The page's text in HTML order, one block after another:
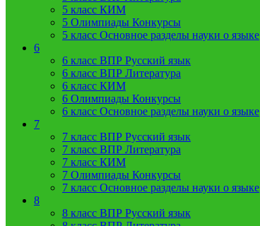
5 класс КИМ
5 Олимпиады Конкурсы
5 класс Основное разделы науки о языке
6
6 класс ВПР Русский язык
6 класс ВПР Литература
6 класс КИМ
6 Олимпиады Конкурсы
6 класс Основное разделы науки о языке
7
7 класс ВПР Русский язык
7 класс ВПР Литература
7 класс КИМ
7 Олимпиады Конкурсы
7 класс Основное разделы науки о языке
8
8 класс ВПР Русский язык